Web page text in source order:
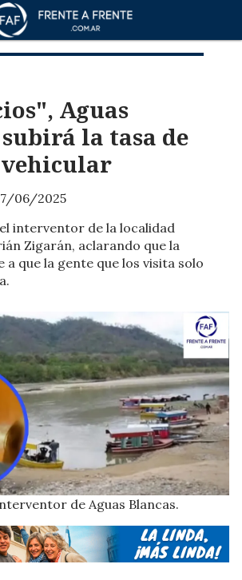
Aguas
la tasa de
interventor de la localidad
Zigarán, aclarando que la
a que la gente que los visita solo
06/2025
de Aguas Blancas.